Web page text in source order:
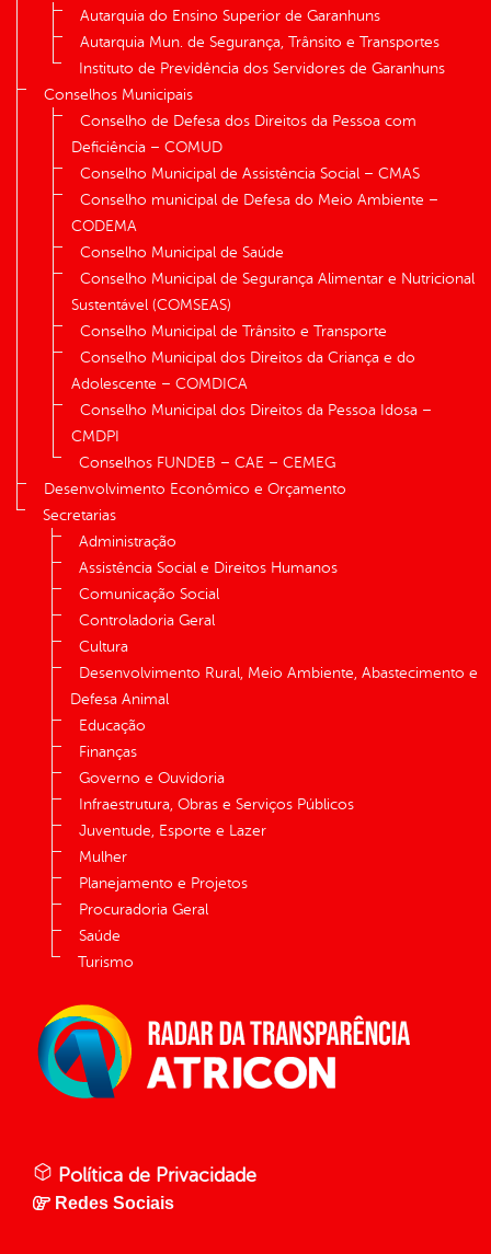
Autarquia do Ensino Superior de Garanhuns
Autarquia Mun. de Segurança, Trânsito e Transportes
Instituto de Previdência dos Servidores de Garanhuns
Conselhos Municipais
Conselho de Defesa dos Direitos da Pessoa com
Deficiência – COMUD
Conselho Municipal de Assistência Social – CMAS
Conselho municipal de Defesa do Meio Ambiente –
CODEMA
Conselho Municipal de Saúde
Conselho Municipal de Segurança Alimentar e Nutricional
Sustentável (COMSEAS)
Conselho Municipal de Trânsito e Transporte
Conselho Municipal dos Direitos da Criança e do
Adolescente – COMDICA
Conselho Municipal dos Direitos da Pessoa Idosa –
CMDPI
Conselhos FUNDEB – CAE – CEMEG
Desenvolvimento Econômico e Orçamento
Secretarias
Administração
Assistência Social e Direitos Humanos
Comunicação Social
Controladoria Geral
Cultura
Desenvolvimento Rural, Meio Ambiente, Abastecimento e
Defesa Animal
Educação
Finanças
Governo e Ouvidoria
Infraestrutura, Obras e Serviços Públicos
Juventude, Esporte e Lazer
Mulher
Planejamento e Projetos
Procuradoria Geral
Saúde
Turismo
Política de Privacidade
Redes Sociais